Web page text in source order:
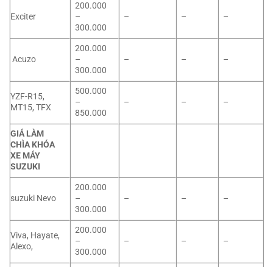
Exciter
200.000
–
300.000
– – –
Acuzo
200.000
–
300.000
– – –
YZF-R15,
MT15, TFX
500.000
–
850.000
– – –
GIÁ LÀM
CHÌA KHÓA
XE MÁY
SUZUKI
suzuki Nevo
200.000
–
300.000
– – –
Viva, Hayate,
Alexo,
200.000
–
300.000
– – –